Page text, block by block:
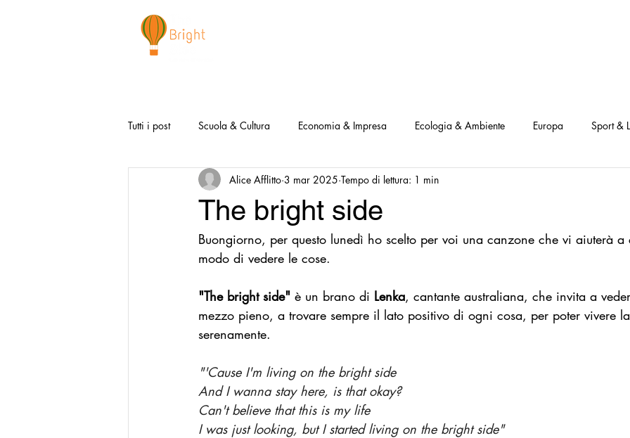
Tutti i post Scuola & Cultura Economia & Impresa Ecologia & Ambiente Europa Sport &
Media & Social Canzoni Positive Interviste Positive
Salute e Benessere Redazionali Leggo Positivo Dammi solo un minuto Modello Milano
Modello Napoli Video la Buona Notizia Consumatori goodnews USA goodnews
Modello Reggio Calabria Modello Bari
The bright side
Alice Afflitto 3 mar 2025 Tempo di lettura: 1 min
Buongiorno, per questo lunedì ho scelto per voi una canzone che vi aiuterà a
modo di vedere le cose.
"The bright side" è un brano di Lenka, cantante australiana, che invita a
mezzo pieno, a trovare sempre il lato positivo di ogni cosa, per poter vivere
serenamente.
"'Cause I'm living on the bright side
And I wanna stay here, is that okay?
Can't believe that this is my life
I was just looking, but I started living on the bright side"